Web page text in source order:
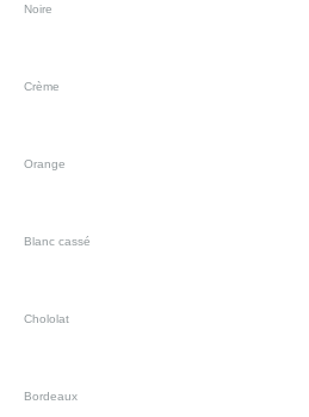
Noire
Crème
Orange
Blanc cassé
Chololat
Bordeaux